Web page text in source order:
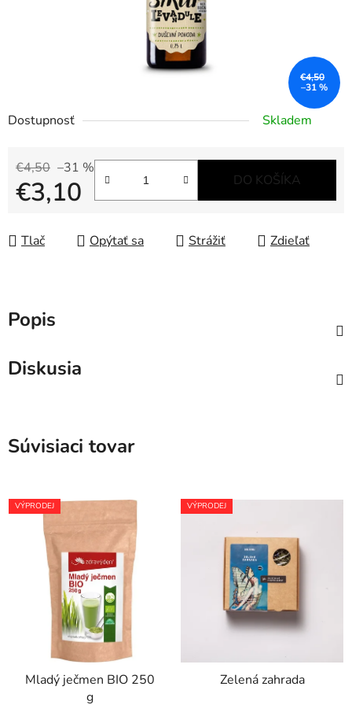
Dostupnosť Skladem
€4,50 –31 %
€3,10 DO KOŠÍKA
Tlač Opýtať sa Strážiť Zdieľať
€4,50
–31 %
Popis
Diskusia
Súvisiaci tovar
VÝPRODEJ
Mladý ječmen BIO 250
g
VÝPRODEJ
Zelená zahrada